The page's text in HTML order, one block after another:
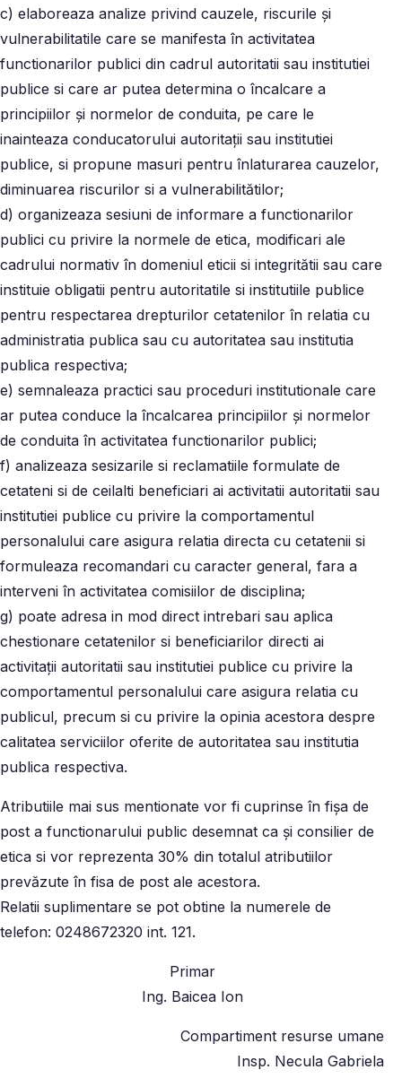
c) elaboreaza analize privind cauzele, riscurile și
vulnerabilitatile care se manifesta în activitatea
functionarilor publici din cadrul autoritatii sau institutiei
publice si care ar putea determina o încalcare a
principiilor și normelor de conduita, pe care le
inainteaza conducatorului autoritații sau institutiei
publice, si propune masuri pentru înlaturarea cauzelor,
diminuarea riscurilor si a vulnerabilitătilor;
d) organizeaza sesiuni de informare a functionarilor
publici cu privire la normele de etica, modificari ale
cadrului normativ în domeniul eticii si integritătii sau care
instituie obligatii pentru autoritatile si institutiile publice
pentru respectarea drepturilor cetatenilor în relatia cu
administratia publica sau cu autoritatea sau institutia
publica respectiva;
e) semnaleaza practici sau proceduri institutionale care
ar putea conduce la încalcarea principiilor și normelor
de conduita în activitatea functionarilor publici;
f) analizeaza sesizarile si reclamatiile formulate de
cetateni si de ceilalti beneficiari ai activitatii autoritatii sau
institutiei publice cu privire la comportamentul
personalului care asigura relatia directa cu cetatenii si
formuleaza recomandari cu caracter general, fara a
interveni în activitatea comisiilor de disciplina;
g) poate adresa in mod direct intrebari sau aplica
chestionare cetatenilor si beneficiarilor directi ai
activitații autoritatii sau institutiei publice cu privire la
comportamentul personalului care asigura relatia cu
publicul, precum si cu privire la opinia acestora despre
calitatea serviciilor oferite de autoritatea sau institutia
publica respectiva.
Atributiile mai sus mentionate vor fi cuprinse în fișa de
post a functionarului public desemnat ca și consilier de
etica si vor reprezenta 30% din totalul atributiilor
prevăzute în fisa de post ale acestora.
Relatii suplimentare se pot obtine la numerele de
telefon: 0248672320 int. 121.
Primar
Ing. Baicea Ion
Compartiment resurse umane
Insp. Necula Gabriela